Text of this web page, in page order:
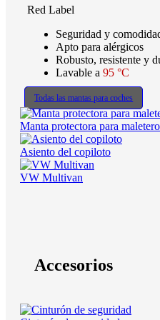
Red Label
Seguridad y
Apto para alérgicos
Robusto, resistente y
Lavable a 95 °C
Todas las mantas para coches
Manta protectora para
Asiento del copiloto
VW Multivan
Accesorios